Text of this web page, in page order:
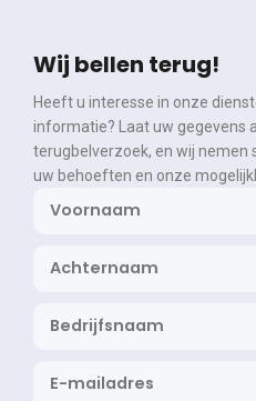
Wij bellen terug!
Heeft u interesse in onze
informatie? Laat uw gegevens
terugbelverzoek, en wij nemen
uw behoeften en onze